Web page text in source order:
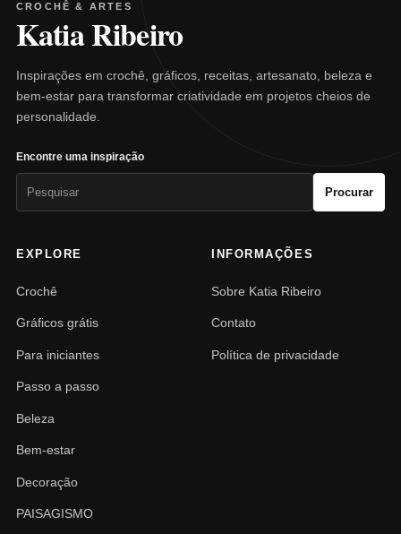
CROCHÊ & ARTES
Katia Ribeiro
Inspirações em crochê, gráficos, receitas, artesanato, beleza e
bem-estar para transformar criatividade em projetos cheios de
personalidade.
Encontre uma inspiração
Procurar
EXPLORE
Crochê
Gráficos grátis
Para iniciantes
Passo a passo
Beleza
Bem-estar
Decoração
PAISAGISMO
INFORMAÇÕES
Sobre Katia Ribeiro
Contato
Política de privacidade